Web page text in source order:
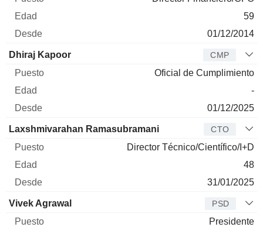
59
01/12/2014
Dhiraj Kapoor CMP
Oficial de Cumplimiento
-
01/12/2025
Laxshmivarahan Ramasubramani CTO
Director Técnico/Científico/I+D
48
31/01/2025
Vivek Agrawal PSD
Presidente